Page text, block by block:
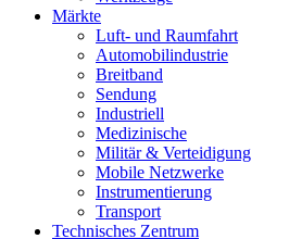
Märkte
Luft- und Raumfahrt
Automobilindustrie
Breitband
Sendung
Industriell
Medizinische
Militär & Verteidigung
Mobile Netzwerke
Instrumentierung
Transport
Technisches Zentrum